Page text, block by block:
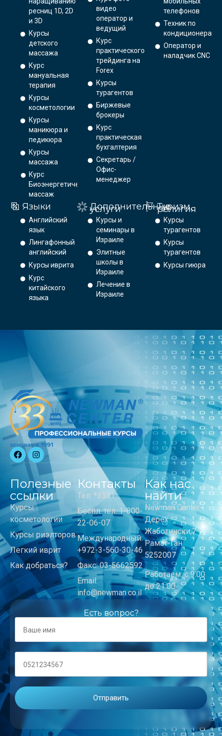
ресниц 1D, 2D
и 3D
Курсы
детского
массажа
Курс
мануальная
терапия
Курсы
косметологии
Курсы
маникюра и
педикюра
Курсы
массажа
Курс
Биоэнергетический
массаж
видео
оператор и
ведущий
Курс
практического
трейдинга на
Forex
Курсы
турагентов
Биржевые
брокеры
Курс
практическая
бухгалтерия
Секретарь /
Офис-
менеджер
телефонов
Техник по
кондиционерам
Оператор и
наладчик CNC
Языки
Английский
язык
Лингафонный
английский
Курсы иврита
Курс
китайского
языка
Дополнительные
услуги
Курсы и
семинары в
Израиле
Элитные
школы в
Израиле
Лечение в
Израиле
Туризм,
религия
Курсы
турагентов
Курсы
турагентов
Курсы гиюра
Полезные
ссылки
Курсы
косметологии
Курсы риэлторов
Легкий иврит
Как добраться?
Контакты
Тел: *3331
Беспл. тел: 1-800-
22-06-07
Международный:
+972-3-560-30-46
Факс: 03-5662592
Email:
info@newman.co.il
Как нас
найти
Newman Center
Дерех
Жаботински,7
Рамат-Ган
5252007
Работаем: с 9:00
до 21:00
Есть вопрос?